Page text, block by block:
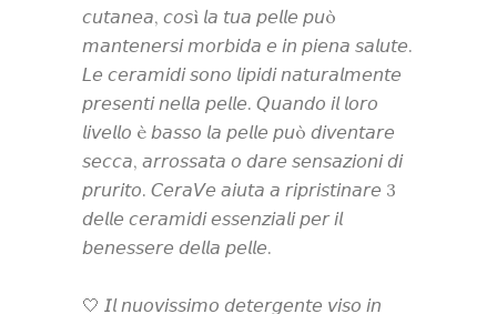
𝘤𝘶𝘵𝘢𝘯𝘦𝘢, 𝘤𝘰𝘴ì 𝘭𝘢 𝘵𝘶𝘢 𝘱𝘦𝘭𝘭𝘦 𝘱𝘶ò
𝘮𝘢𝘯𝘵𝘦𝘯𝘦𝘳𝘴𝘪 𝘮𝘰𝘳𝘣𝘪𝘥𝘢 𝘦 𝘪𝘯 𝘱𝘪𝘦𝘯𝘢 𝘴𝘢𝘭𝘶𝘵𝘦.
𝘓𝘦 𝘤𝘦𝘳𝘢𝘮𝘪𝘥𝘪 𝘴𝘰𝘯𝘰 𝘭𝘪𝘱𝘪𝘥𝘪 𝘯𝘢𝘵𝘶𝘳𝘢𝘭𝘮𝘦𝘯𝘵𝘦
𝘱𝘳𝘦𝘴𝘦𝘯𝘵𝘪 𝘯𝘦𝘭𝘭𝘢 𝘱𝘦𝘭𝘭𝘦. 𝘘𝘶𝘢𝘯𝘥𝘰 𝘪𝘭 𝘭𝘰𝘳𝘰
𝘭𝘪𝘷𝘦𝘭𝘭𝘰 è 𝘣𝘢𝘴𝘴𝘰 𝘭𝘢 𝘱𝘦𝘭𝘭𝘦 𝘱𝘶ò 𝘥𝘪𝘷𝘦𝘯𝘵𝘢𝘳𝘦
𝘴𝘦𝘤𝘤𝘢, 𝘢𝘳𝘳𝘰𝘴𝘴𝘢𝘵𝘢 𝘰 𝘥𝘢𝘳𝘦 𝘴𝘦𝘯𝘴𝘢𝘻𝘪𝘰𝘯𝘪 𝘥𝘪
𝘱𝘳𝘶𝘳𝘪𝘵𝘰. 𝘊𝘦𝘳𝘢𝘝𝘦 𝘢𝘪𝘶𝘵𝘢 𝘢 𝘳𝘪𝘱𝘳𝘪𝘴𝘵𝘪𝘯𝘢𝘳𝘦 3
𝘥𝘦𝘭𝘭𝘦 𝘤𝘦𝘳𝘢𝘮𝘪𝘥𝘪 𝘦𝘴𝘴𝘦𝘯𝘻𝘪𝘢𝘭𝘪 𝘱𝘦𝘳 𝘪𝘭
𝘣𝘦𝘯𝘦𝘴𝘴𝘦𝘳𝘦 𝘥𝘦𝘭𝘭𝘢 𝘱𝘦𝘭𝘭𝘦.
🤍 𝘐𝘭 𝘯𝘶𝘰𝘷𝘪𝘴𝘴𝘪𝘮𝘰 𝘥𝘦𝘵𝘦𝘳𝘨𝘦𝘯𝘵𝘦 𝘷𝘪𝘴𝘰 𝘪𝘯